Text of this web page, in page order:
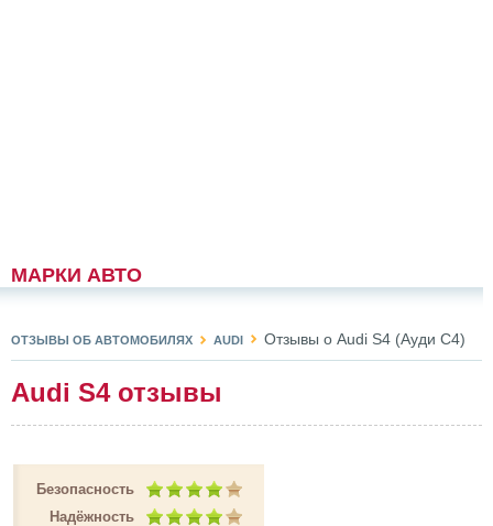
МАРКИ АВТО
ОТЗЫВЫ ОБ АВТОМОБИЛЯХ AUDI Отзывы о Audi S4 (Ауди С4)
Audi S4 отзывы
Безопасность
Надёжность